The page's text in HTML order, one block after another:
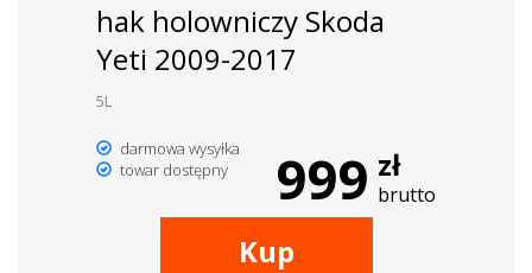
hak holowniczy Skoda
Yeti 2009-2017
5L
darmowa wysyłka
towar dostępny
999 zł
brutto
Kup